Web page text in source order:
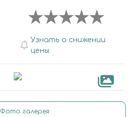
Узнать о снижении
цены
Фото галерея